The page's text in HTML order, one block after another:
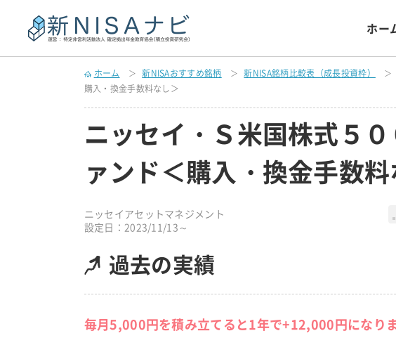
ホー
ホーム 新NISAおすすめ銘柄 新NISA銘柄比較表（成長投資枠）
購入・換金手数料なし＞
ニッセイ・Ｓ米国株式５
ァンド＜購入・換金手数
ニッセイアセットマネジメント
設定日：2023/11/13～
過去の実績
毎月5,000円を積み立てると1年で+12,000円になり